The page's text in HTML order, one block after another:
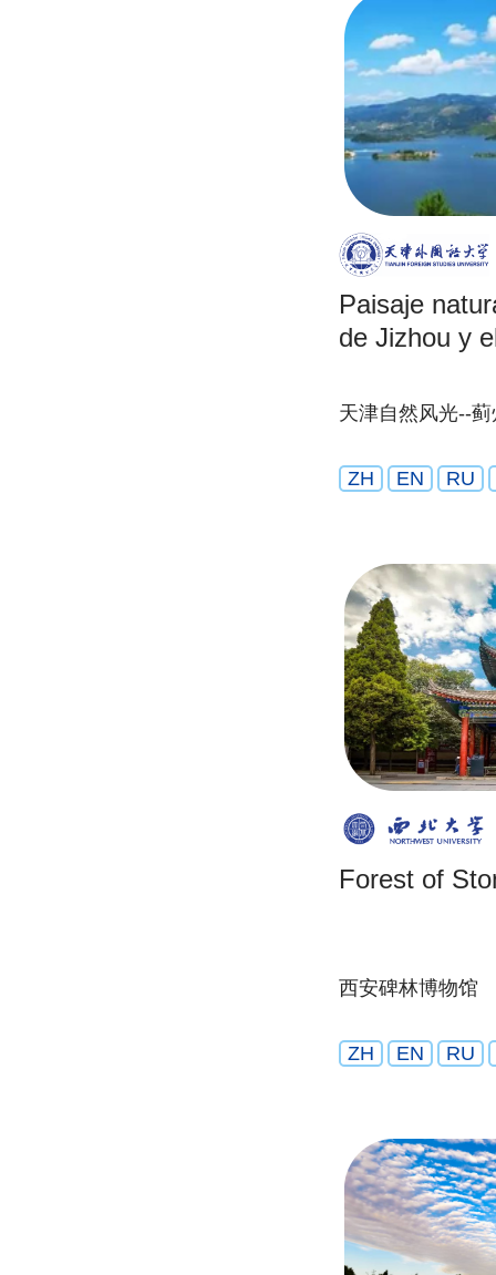
Paisaje
de Jizhou y
天津自然风光--
ZH EN RU
Forest of
西安碑林博物馆
ZH EN RU